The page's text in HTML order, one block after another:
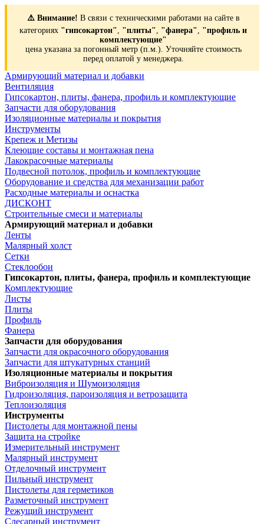
⚠️ Внимание! В связи с техническими работами на сайте в
категориях "гипсокартон", "плиты", "фанера", "профиль и
комплектующие"
цена указана за погонный метр (п.м.). Уточняйте стоимость
перед оплатой у менеджера.
Армирующий материал и добавки
Вентиляция
Гипсокартон, плиты, фанера, профиль и комплектующие
Запчасти для оборудования
Изоляционные материалы и покрытия
Инструменты
Крепеж и Метизы
Клеющие составы и монтажная пена
Лакокрасочные материалы
Подвесной потолок, профиль и комплектующие
Оборудование и средства для механизации работ
Расходные материалы и оснастка
ДИСКОНТ
Строительные смеси и материалы
Армирующий материал и добавки
Ленты
Малярный холст
Сетки
Стеклообои
Гипсокартон, плиты, фанера, профиль и комплектующие
Комплектующие
Листы
Плиты
Профиль
Фанера
Запчасти для оборудования
Запчасти для окрасочного оборудования
Запчасти для штукатурных станций
Изоляционные материалы и покрытия
Виброизоляция и Шумоизоляция
Гидроизоляция, пароизоляция и ветрозащита
Теплоизоляция
Инструменты
Пистолеты для монтажной пены
Защита на стройке
Измерительный инструмент
Малярный инструмент
Отделочный инструмент
Пильный инструмент
Пистолеты для герметиков
Разметочный инструмент
Режущий инструмент
Слесарный инструмент